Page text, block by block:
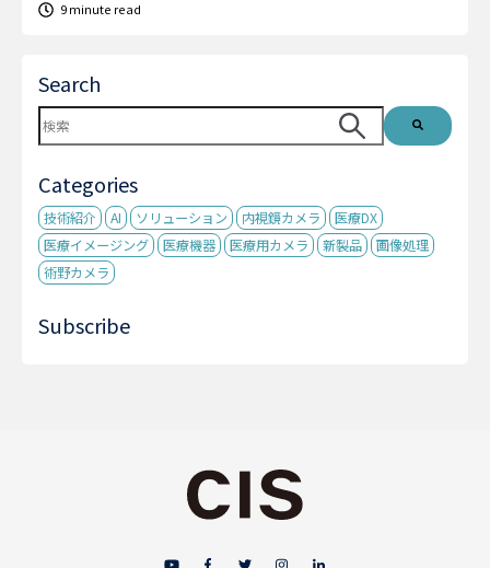
9 minute read
Search
これは、自動候補機能付きの検索フィールドです。
Categories
技術紹介 AI ソリューション 内視鏡カメラ
医療DX
医療イメージング
医療機器 医療用カメラ 新製品
画像処理
術野カメラ
Subscribe